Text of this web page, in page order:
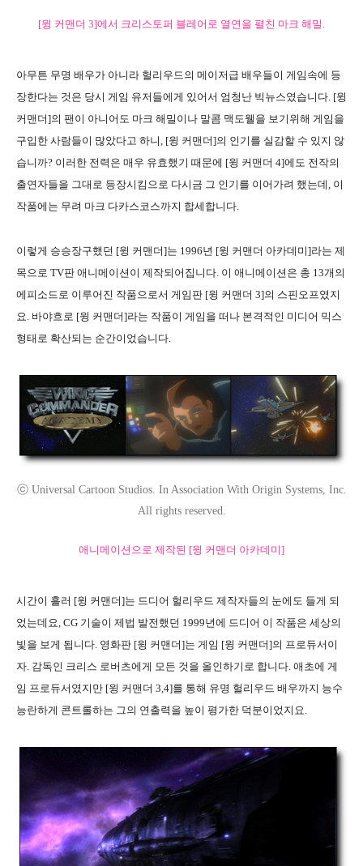
[윙 커맨더 3]에서 크리스토퍼 블레어로 열연을 펼친 마크 해밀.
아무튼 무명 배우가 아니라 헐리우드의 메이저급 배우들이 게임속에 등
장한다는 것은 당시 게임 유저들에게 있어서 엄청난 빅뉴스였습니다. [윙
커맨더]의 팬이 아니어도 마크 해밀이나 말콤 맥도웰을 보기위해 게임을
구입한 사람들이 많았다고 하니, [윙 커맨더]의 인기를 실감할 수 있지 않
습니까? 이러한 전력은 매우 유효했기 때문에 [윙 커맨더 4]에도 전작의
출연자들을 그대로 등장시킴으로 다시금 그 인기를 이어가려 했는데, 이
작품에는 무려 마크 다카스코스까지 합세합니다.
이렇게 승승장구했던 [윙 커맨더]는 1996년 [윙 커맨더 아카데미]라는 제
목으로 TV판 애니메이션이 제작되어집니다. 이 애니메이션은 총 13개의
에피소드로 이루어진 작품으로서 게임판 [윙 커맨더 3]의 스핀오프였지
요. 바야흐로 [윙 커맨더]라는 작품이 게임을 떠나 본격적인 미디어 믹스
형태로 확산되는 순간이었습니다.
ⓒ Universal Cartoon Studios. In Association With Origin Systems, Inc.
All rights reserved.
애니메이션으로 제작된 [윙 커맨더 아카데미]
시간이 흘러 [윙 커맨더]는 드디어 헐리우드 제작자들의 눈에도 들게 되
었는데요, CG 기술이 제법 발전했던 1999년에 드디어 이 작품은 세상의
빛을 보게 됩니다. 영화판 [윙 커맨더]는 게임 [윙 커맨더]의 프로듀서이
자. 감독인 크리스 로버츠에게 모든 것을 올인하기로 합니다. 애초에 게
임 프로듀서였지만 [윙 커맨더 3,4]를 통해 유명 헐리우드 배우까지 능수
능란하게 콘트롤하는 그의 연출력을 높이 평가한 덕분이었지요.